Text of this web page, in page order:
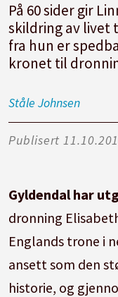
På 60 sider gir
skildring av livet
fra hun er
kronet til
Ståle Johnsen
Publisert
Gyldendal har
dronning
Englands trone i
ansett som den
historie, og